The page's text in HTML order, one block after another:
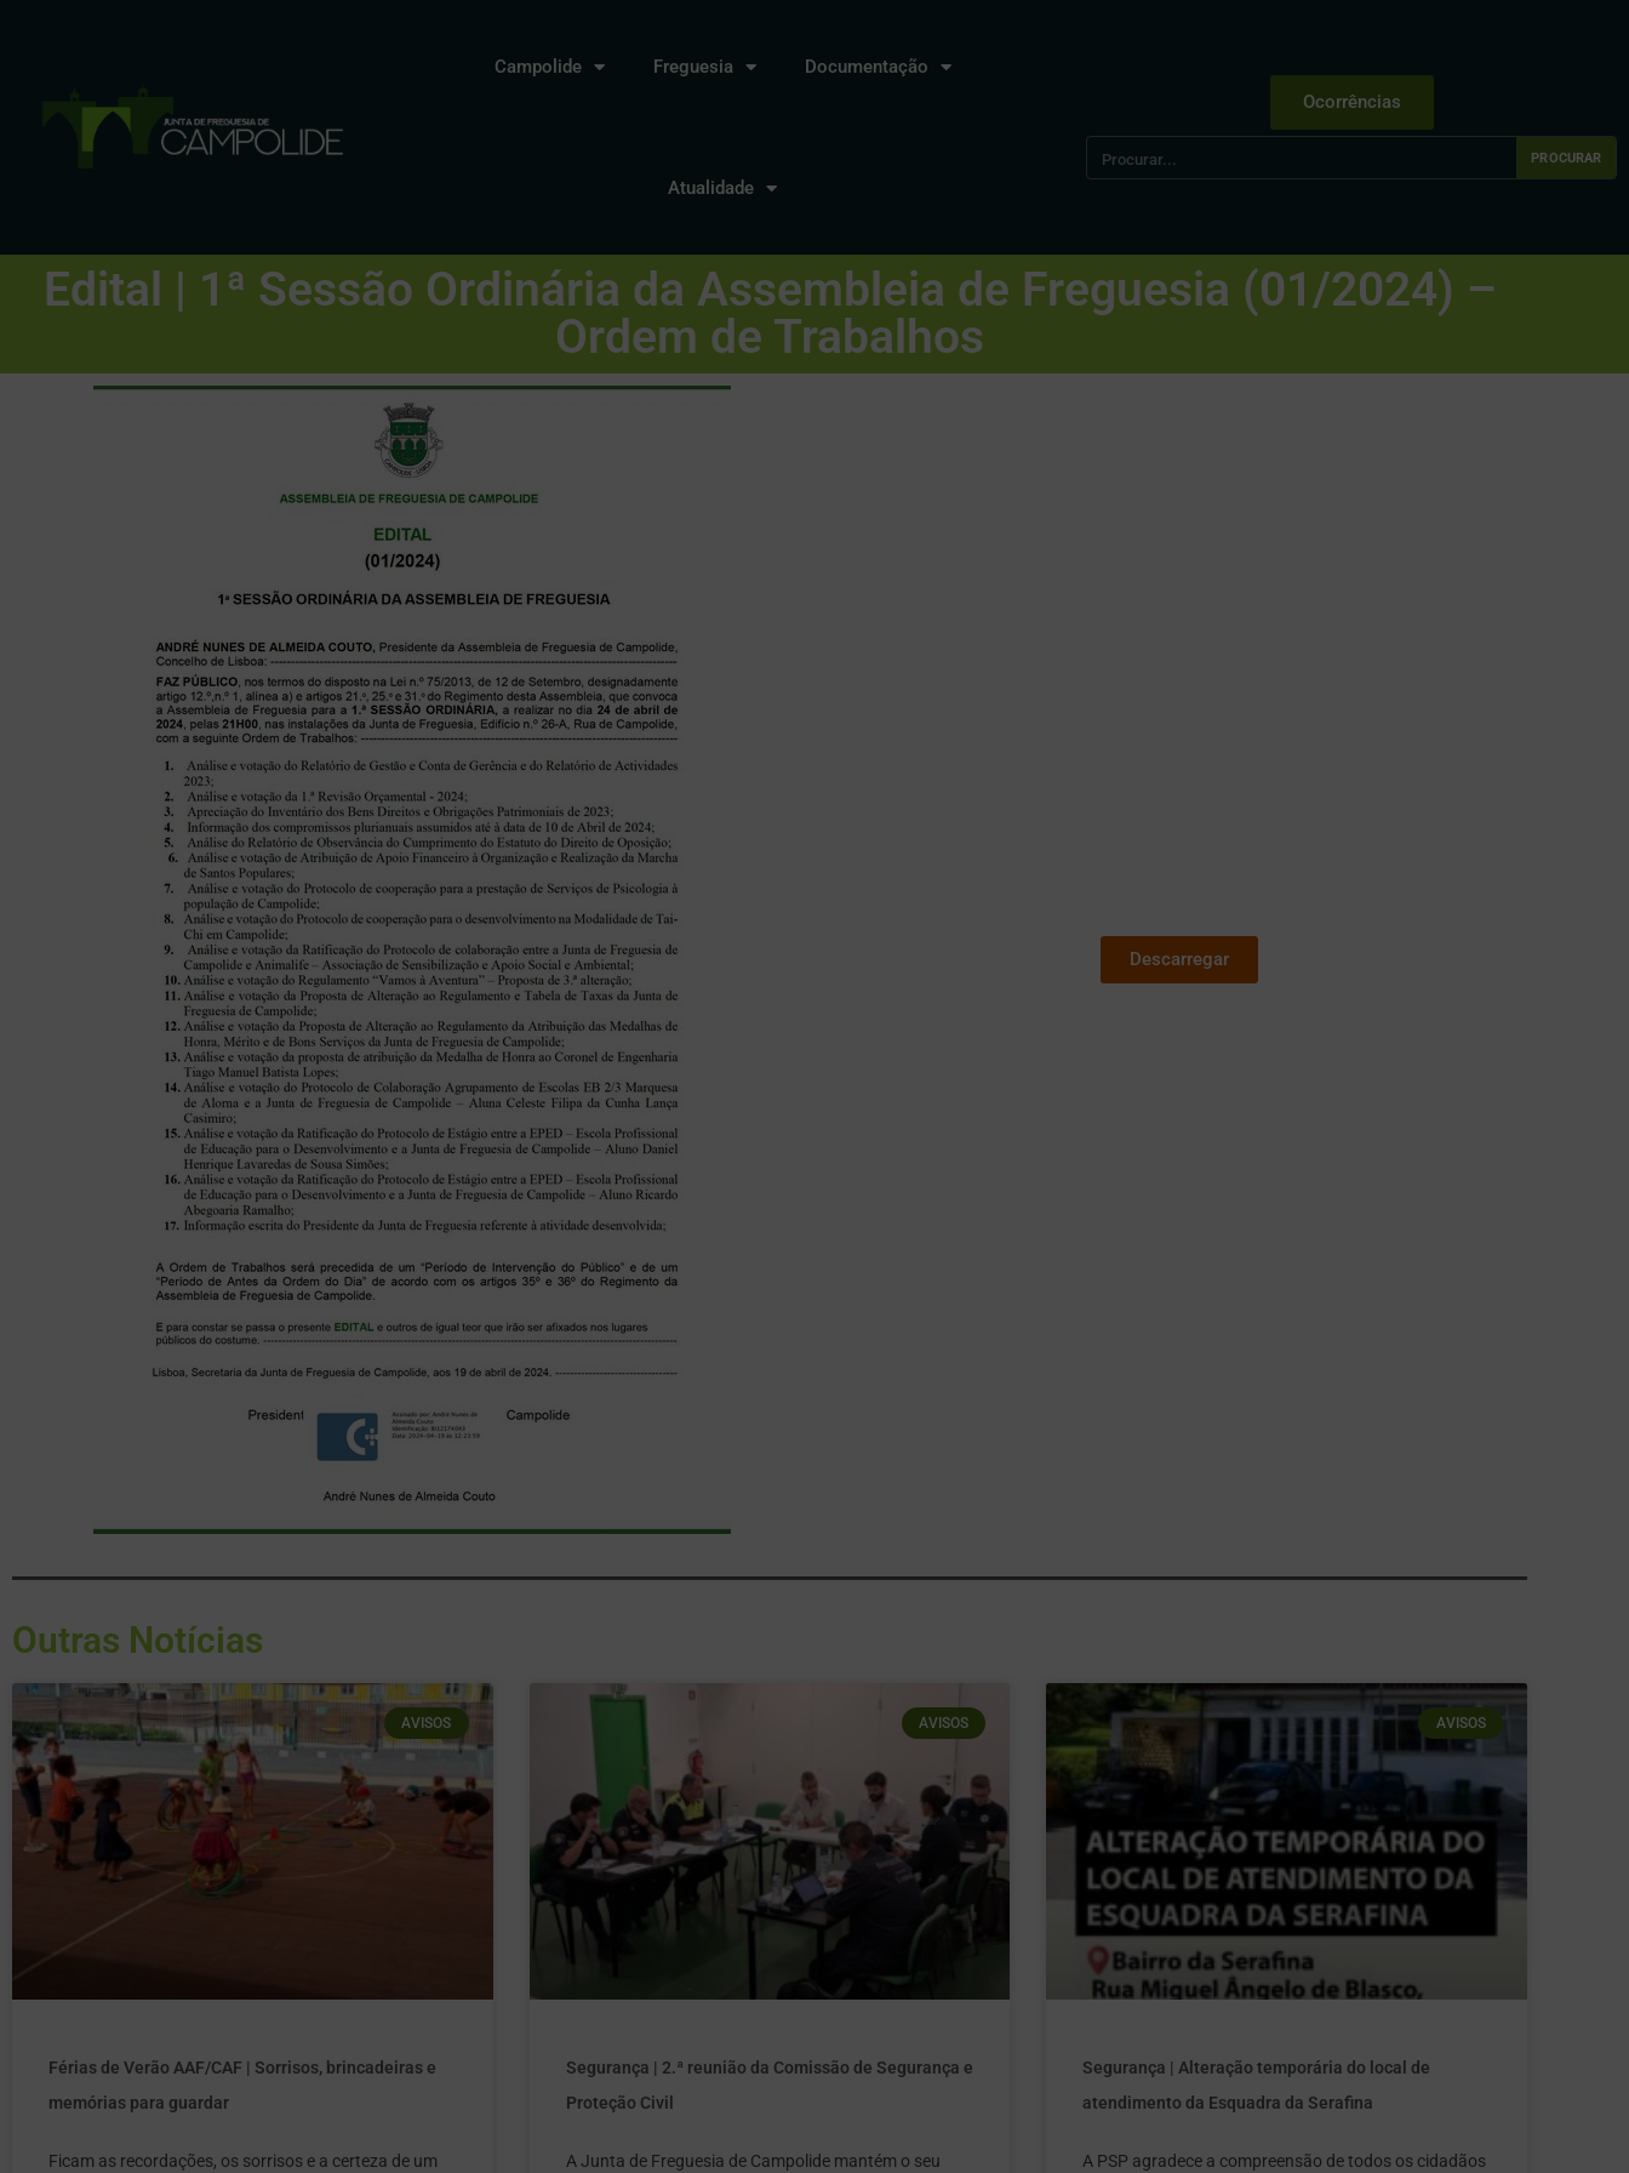
Campolide Freguesia Documentação
Atualidade
Ocorrências
PROCURAR
Edital | 1ª Sessão Ordinária da Assembleia de Freguesia (01/2024) –
Ordem de Trabalhos
Descarregar
Outras Notícias
AVISOS
Férias de Verão AAF/CAF | Sorrisos, brincadeiras e
memórias para guardar
Ficam as recordações, os sorrisos e a certeza de um
AVISOS
Segurança | 2.ª reunião da Comissão de Segurança e
Proteção Civil
A Junta de Freguesia de Campolide mantém o seu
AVISOS
Segurança | Alteração temporária do local de
atendimento da Esquadra da Serafina
A PSP agradece a compreensão de todos os cidadãos